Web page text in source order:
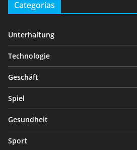
Categorias
Unterhaltung
Technologie
Geschäft
Spiel
Gesundheit
Sport